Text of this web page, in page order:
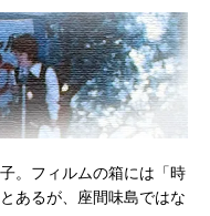
。フィルムの箱には「時
あるが、座間味島ではな